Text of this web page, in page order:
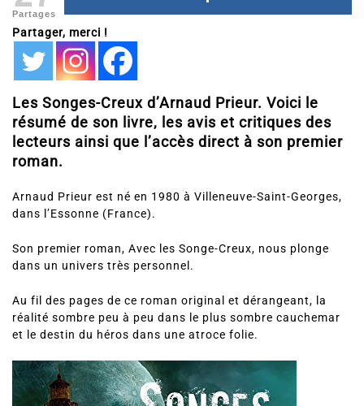
Partages
Partager, merci !
Les Songes-Creux d’Arnaud Prieur. Voici le
résumé de son livre, les avis et critiques des
lecteurs ainsi que l’accès direct à son premier
roman.
Arnaud Prieur est né en 1980 à Villeneuve-Saint-Georges,
dans l’Essonne (France).
Son premier roman, Avec les Songe-Creux, nous plonge
dans un univers très personnel.
Au fil des pages de ce roman original et dérangeant, la
réalité sombre peu à peu dans le plus sombre cauchemar
et le destin du héros dans une atroce folie.